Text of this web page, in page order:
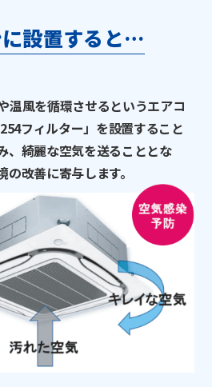
設置すると…
温風を循環させるというエアコ
フィルター」を設置すること
、綺麗な空気を送ることとな
改善に寄与します。